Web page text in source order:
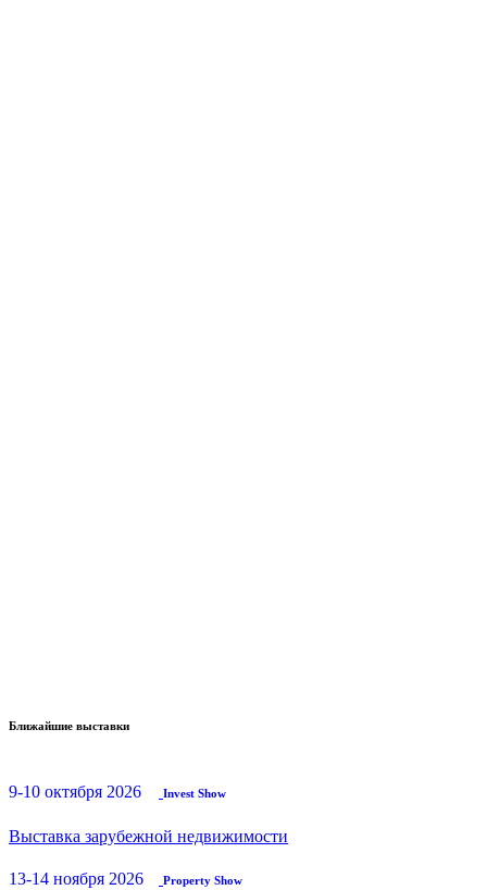
Ближайшие выставки
9-10 октября 2026 Invest Show
Выставка зарубежной недвижимости
13-14 ноября 2026 Property Show